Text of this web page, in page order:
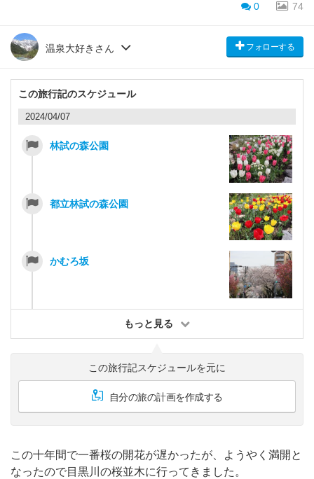
0 74
温泉大好きさん フォローする
この旅行記のスケジュール
2024/04/07
林試の森公園
都立林試の森公園
かむろ坂
もっと見る
この旅行記スケジュールを元に
自分の旅の計画を作成する
この十年間で一番桜の開花が遅かったが、ようやく満開と
なったので目黒川の桜並木に行ってきました。